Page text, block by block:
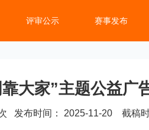
评审公示 赛事发布
大家”主题公益广
发布时间： 2025-11-20 截稿时